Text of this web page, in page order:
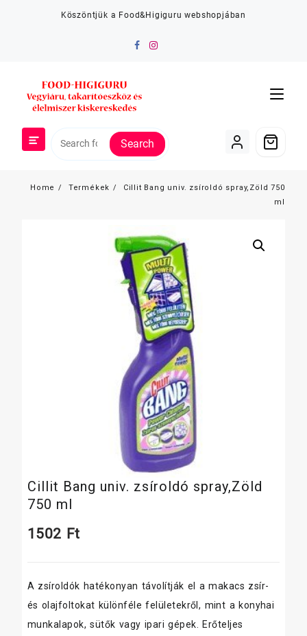
Köszöntjük a Food&Higiguru webshopjában
Search
Home Termékek
Cillit Bang univ. zsíroldó spray,Zöld 750
ml
Cillit Bang univ. zsíroldó spray,Zöld
750 ml
1502 Ft
A zsíroldók hatékonyan távolítják el a makacs zsír-
és olajfoltokat különféle felületekről, mint a konyhai
munkalapok, sütők vagy ipari gépek. Erőteljes